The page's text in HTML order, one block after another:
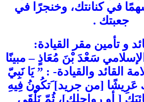
في كنانتك، وخنجرًا في
جعبتك .
و تأمين مقر القيادة:
سَعْدَ بْنَ مُعَاذٍ – مبينًا
القائد والقيادة- : ” يَا نَبِيّ
لَك عَرِيشًا [من جريد] َتكُونُ فِيهِ
[ أو رواحلك]، ثُمّ نَلْقَى